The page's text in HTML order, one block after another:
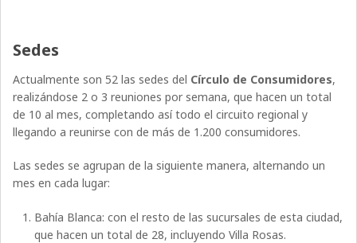
Sedes
Actualmente son 52 las sedes del Círculo de Consumidores,
realizándose 2 o 3 reuniones por semana, que hacen un total
de 10 al mes, completando así todo el circuito regional y
llegando a reunirse con de más de 1.200 consumidores.
Las sedes se agrupan de la siguiente manera, alternando un
mes en cada lugar:
Bahía Blanca: con el resto de las sucursales de esta ciudad,
que hacen un total de 28, incluyendo Villa Rosas.